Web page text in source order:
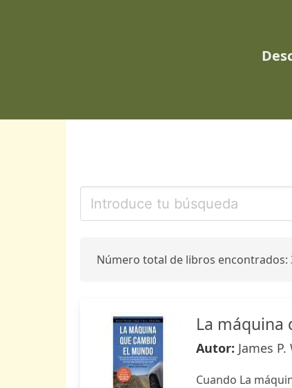
Número total de libros encontrados:
La máquina
Autor: James
Cuando La